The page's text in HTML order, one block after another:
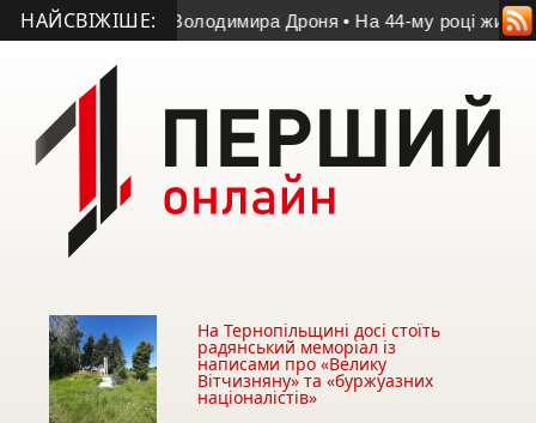
НАЙСВІЖІШЕ:
пам’яті Володимира Дроня • На 44-му році життя
На Тернопільщині досі стоїть
радянський меморіал із
написами про «Велику
Вітчизняну» та «буржуазних
націоналістів»